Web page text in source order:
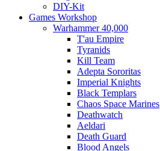
DIY-Kit
Games Workshop
Warhammer 40,000
T'au Empire
Tyranids
Kill Team
Adepta Sororitas
Imperial Knights
Black Templars
Chaos Space Marines
Deathwatch
Aeldari
Death Guard
Blood Angels